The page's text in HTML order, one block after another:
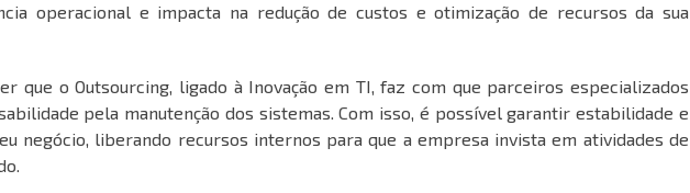
operacional e impacta na redução de custos e otimização de recursos da sua
que o Outsourcing, ligado à Inovação em TI, faz com que parceiros especializados
pela manutenção dos sistemas. Com isso, é possível garantir estabilidade e
negócio, liberando recursos internos para que a empresa invista em atividades de